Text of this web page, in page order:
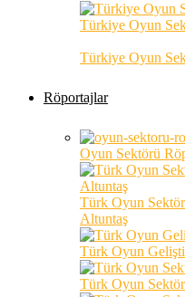
Türkiye Oyun
Türkiye Oyun
Röportajlar
Oyun Sektörü
Türk Oyun
Altuntaş
Türk Oyun
Türk Oyun